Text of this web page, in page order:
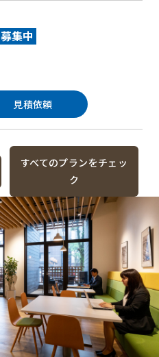
募集中
見積依頼
すべてのプランをチェッ
ク